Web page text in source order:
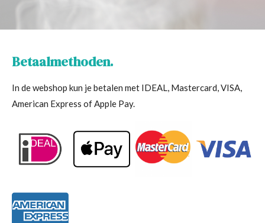
Betaalmethoden.
In de webshop kun je betalen met IDEAL, Mastercard, VISA,
American Express of Apple Pay.